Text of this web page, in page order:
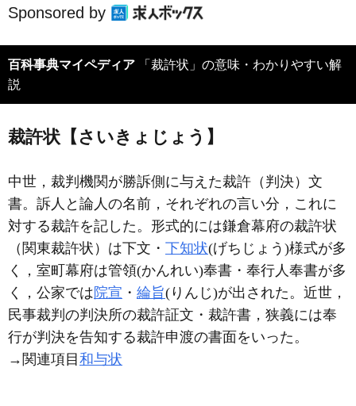
Sponsored by
百科事典マイペディア 「裁許状」の意味・わかりやすい解
説
裁許状【さいきょじょう】
中世，裁判機関が勝訴側に与えた裁許（判決）文
書。訴人と論人の名前，それぞれの言い分，これに
対する裁許を記した。形式的には鎌倉幕府の裁許状
（関東裁許状）は下文・ 下知状(げちじょう)様式が多
く，室町幕府は管領(かんれい)奉書・奉行人奉書が多
く，公家では 院宣 ・ 綸旨(りんじ)が出された。近世，
民事裁判の判決所の裁許証文・裁許書，狭義には奉
行が判決を告知する裁許申渡の書面をいった。
→関連項目 和与状